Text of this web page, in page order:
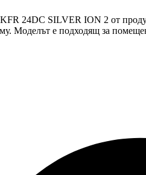
24DC SILVER ION 2 от
Моделът е подходящ за